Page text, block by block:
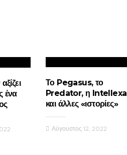
ένα
Το Pegasus, το
Predator, η Intellexa
και άλλες «ιστορίες»
Αύγουστος 12, 2022